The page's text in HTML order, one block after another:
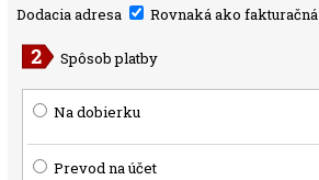
Dodacia adresa
Rovnaká ako fakturačná
Spôsob platby
Na dobierku
Prevod na účet